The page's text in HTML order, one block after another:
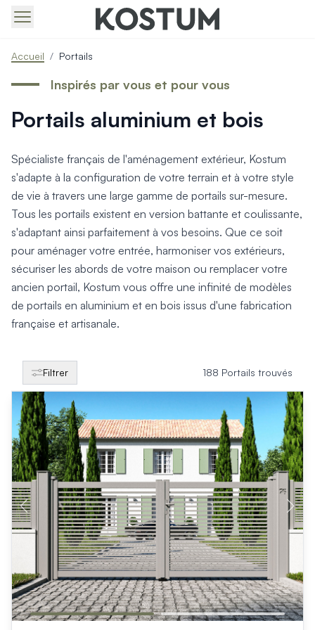
Produits > Portails > Portails contemporains
Produits > Portails > Portails traditionnels
Produits > Portails > Portails architectes
Produits > Portails > Portails avec décors
Produits > Portails > Portails économiques
Produits > Portails > Les ouvertures spéciales
Produits > Portillons > Tous nos portillons
Produits > Portillons > Portillons contemporains
Produits > Portillons > Portillons traditionnels
Produits > Portillons > Portillons architectes
Produits > Portillons > Portillons décoratifs
Produits > Portillons > Motorisation Portillon
Produits > Portillons > Ouvertures Spéciales
Produits > Clôtures > Toutes nos clôtures
Produits > Clôtures > Clôtures contemporaines
Produits > Clôtures > Clôtures traditionnelles
Produits > Clôtures > Clôtures décoratives
Produits > Clôtures > Claustras
Produits > Garde-corps et rambardes > Tous nos garde-
Produits > Garde-corps et rambardes > Garde-corps à
Produits > Garde-corps et rambardes > Garde-corps vitrés
Produits > Garde-corps et rambardes > Garde-corps
Produits > Garde-corps et rambardes > Clôtures
Produits > Garde-corps et rambardes > Aides à la montée
Produits > Garde-corps et rambardes > Séparatifs de
Produits > Pergolas > Pergolas
Produits > Pergolas > Guide de choix
Produits > Carports > Carports voiture
Produits > Carports > Guide de choix
Produits > Porche d'entrée > Porche d'entrée
Produits > Cuisine extérieure > Cuisine extérieure
Produits > Habillages extérieur aluminium > Tous nos
Accueil / Portails
Portails aluminium et bois
Inspirés par vous et pour vous
Spécialiste français de l'aménagement extérieur, Kostum
s'adapte à la configuration de votre terrain et à votre style
de vie à travers une large gamme de portails sur-mesure.
Tous les portails existent en version battante et coulissante,
s'adaptant ainsi parfaitement à vos besoins. Que ce soit
pour aménager votre entrée, harmoniser vos extérieurs,
sécuriser les abords de votre maison ou remplacer votre
ancien portail, Kostum vous offre une infinité de modèles
de portails en aluminium et en bois issus d'une fabrication
française et artisanale.
Filtrer 188 Portails trouvés